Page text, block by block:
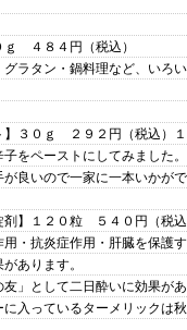
ｇ ４８４円（税込）
グラタン・鍋料理など、いろ
】３０ｇ ２９２円（税込）
子をペーストにしてみました
良いので一家に一本いかがで
剤】１２０粒 ５４０円（税
・抗炎症作用・肝臓を保護
あります。
友」として二日酔いに効果が
入っているターメリックは秋